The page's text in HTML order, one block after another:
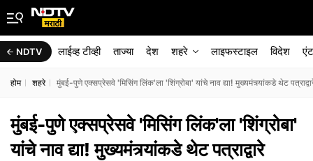
NDTV लाईव्ह टीव्ही ताज्या देश शहरे लाइफस्टाइल विदेश
होम शहरे मुंबई-पुणे एक्सप्रेसवे 'मिसिंग लिंक'ला 'शिंग्रोबा' यांचे नाव द्या! मुख्यमंत्र्यांकडे थेट
मुंबई-पुणे एक्सप्रेसवे 'मिसिंग लिंक'ला 'शिंग्रोबा'
यांचे नाव द्या! मुख्यमंत्र्यांकडे थेट पत्राद्वारे